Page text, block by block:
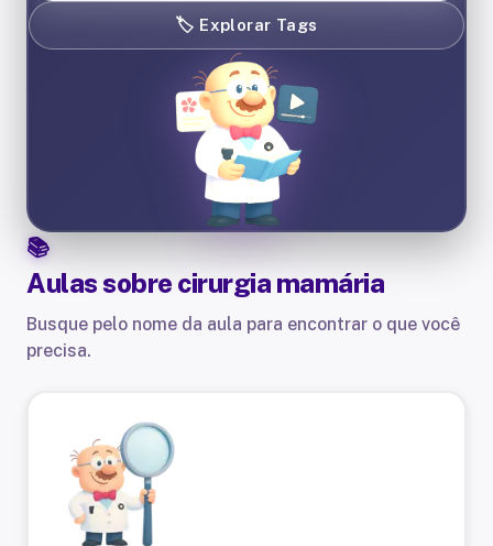
🏷️ Explorar Tags
Aulas sobre cirurgia mamária
Busque pelo nome da aula para encontrar o que você
precisa.